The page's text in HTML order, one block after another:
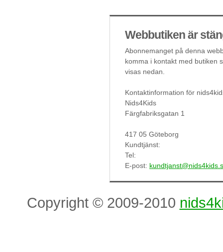
Webbutiken är
Abonnemanget på denna
komma i kontakt med butiken
visas nedan.
Kontaktinformation för
Nids4Kids
Färgfabriksgatan 1
417 05 Göteborg
Kundtjänst:
Tel:
E-post:
Copyright © 2009-2010